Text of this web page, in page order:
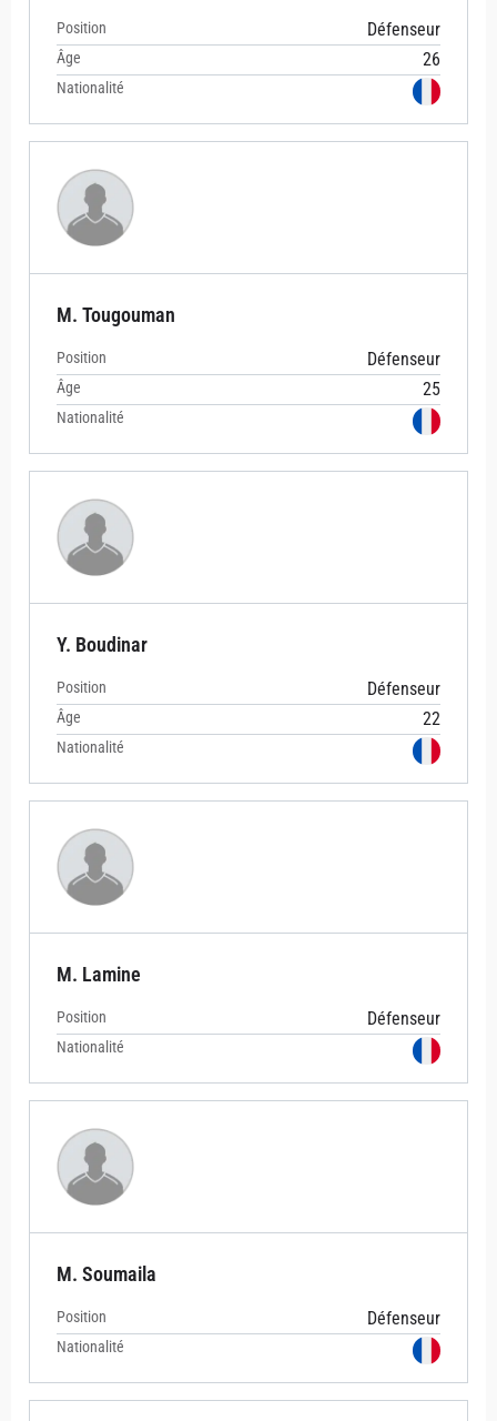
Position Défenseur
Âge 26
Nationalité
M. Tougouman
Position Défenseur
Âge 25
Nationalité
Y. Boudinar
Position Défenseur
Âge 22
Nationalité
M. Lamine
Position Défenseur
Nationalité
M. Soumaila
Position Défenseur
Nationalité